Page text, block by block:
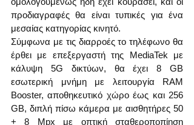
προδιαγραφές θα είναι τυπικές για ένα
μεσαίας κατηγορίας κινητό.
Σύμφωνα με τις διαρροές το τηλέφωνο θα
έρθει με επεξεργαστή της MediaTek με
κάλυψη 5G δικτύων, θα έχει 8 GB
εσωτερική μνήμη με λειτουργία RAM
Booster, αποθηκευτικό χώρο έως και 256
GB, διπλή πίσω κάμερα με αισθητήρες 50
+ 8 Mpx με οπτική σταθεροποπίηση